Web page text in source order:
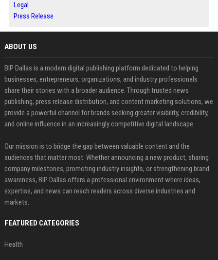
Legal
Press Release
ABOUT US
BIP Dallas is a modern digital publishing platform dedicated to helping
businesses, entrepreneurs, organizations, and industry professionals
share their stories with a broader audience. Through trusted news
publishing, press release distribution, and content marketing solutions, we
provide a powerful channel for brands seeking greater visibility, credibility,
and online influence in an increasingly competitive digital landscape.
Our mission is to bridge the gap between valuable content and the
audiences that matter most. Whether announcing a new product, sharing
company milestones, promoting industry insights, or strengthening brand
awareness, BIP Dallas offers a professional environment where ideas,
expertise, and news can reach readers across diverse industries and
markets.
FEATURED CATEGORIES
Health